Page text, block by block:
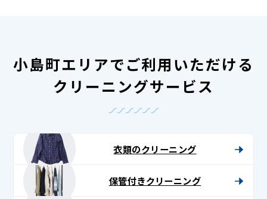
小島町エリアでご利用いただける
クリーニングサービス
衣類のクリーニング
保管付きクリーニング